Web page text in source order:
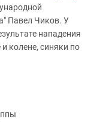
Павел Чиков. У
нападения
колене, синяки по